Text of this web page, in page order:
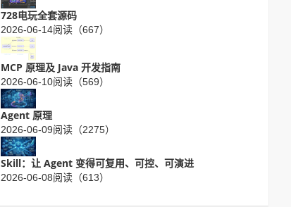
728电玩全套源码
2026-06-14阅读（667）
MCP 原理及 Java 开发指南
2026-06-10阅读（569）
Agent 原理
2026-06-09阅读（2275）
Skill：让 Agent 变得可复用、可控、可演进
2026-06-08阅读（613）